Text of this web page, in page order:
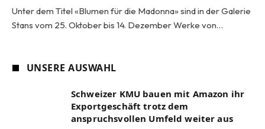
Unter dem Titel «Blumen für die Madonna» sind in der Galerie
Stans vom 25. Oktober bis 14. Dezember Werke von…
UNSERE AUSWAHL
Schweizer KMU bauen mit Amazon ihr
Exportgeschäft trotz dem
anspruchsvollen Umfeld weiter aus